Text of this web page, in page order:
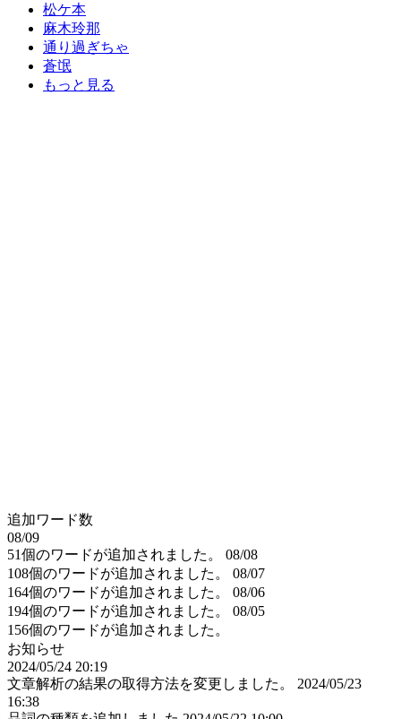
松ケ本
麻木玲那
通り過ぎちゃ
蒼氓
もっと見る
追加ワード数
08/09
51個のワードが追加されました。
08/08
108個のワードが追加されました。
08/07
164個のワードが追加されました。
08/06
194個のワードが追加されました。
08/05
156個のワードが追加されました。
お知らせ
2024/05/24 20:19
文章解析の結果の取得方法を変更しました。
2024/05/23
16:38